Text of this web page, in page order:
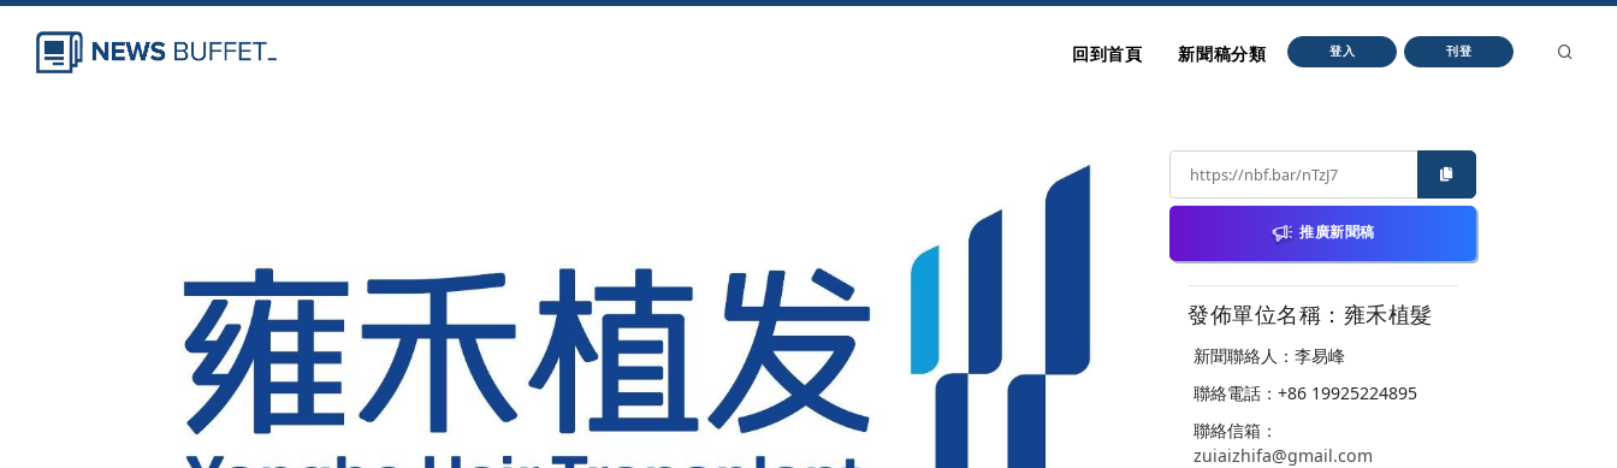
回到首頁 新聞稿分類 登入 刊登
推廣新聞稿
發佈單位名稱：雍禾植髮
新聞聯絡人：李易峰
聯絡電話：+86 19925224895
聯絡信箱：
zuiaizhifa@gmail.com